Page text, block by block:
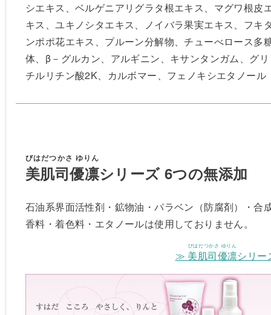
シエキス、ベルゲニアリグラタ根エキス、マグワ根皮
キス、ユキノシタエキス、ノイバラ果実エキス、フキ
ンポポ花エキス、プルーン分解物、チューべロース多
体、β－グルカン、アルギニン、キサンタンガム、グリ
チルリチン酸2K、カルボマー、フェノキシエタノール
美肌司優凛
びはだつかさ ゆりん
シリーズ 6つの無添加
石油系界面活性剤・鉱物油・パラベン（防腐剤）・合
香料・着色料・エタノールは使用しておりません。
≫ 美肌司優凛
びはだつかさ ゆりん
シリー